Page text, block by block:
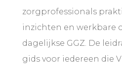
zorgprofessionals
inzichten en werkbare
dagelijkse GGZ. De
gids voor iedereen die